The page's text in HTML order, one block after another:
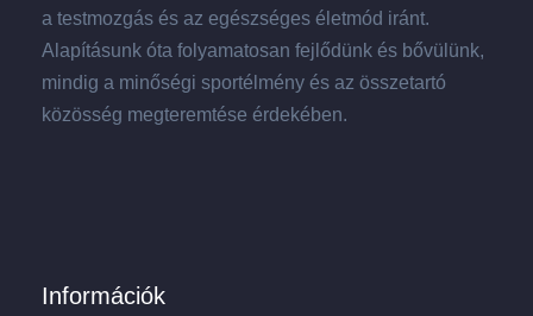
a testmozgás és az egészséges életmód iránt.
Alapításunk óta folyamatosan fejlődünk és bővülünk,
mindig a minőségi sportélmény és az összetartó
közösség megteremtése érdekében.
Információk